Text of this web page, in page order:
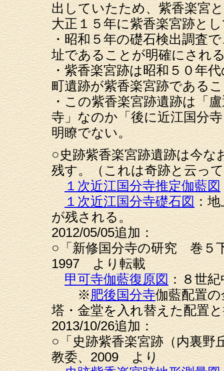
出していたため、紫香楽宮
大正１５年に紫香楽宮跡と
・昭和５年の礎石検出調査
址であることが明確にされ
・紫香楽宮跡は昭和５０年
町遺跡が紫香楽宮跡である
・この紫香楽宮跡遺跡は「
寺」なのか「後に近江国分
明瞭でない。
○史跡紫香楽宮跡遺跡は今な
残す。（これは奇跡と云っ
１次近江国分寺推定伽藍図
１次近江国分寺礎石図：地
が残される。
2012/05/05追加：
○「新修国分寺の研究 巻５
1997 より転載
甲可寺伽藍復原図：８世紀
※肥後国分寺伽藍配置
塔・金堂を入れ替えた配置
2013/10/26追加：
○「史跡紫香楽宮跡（内裏野
教委、2009 より